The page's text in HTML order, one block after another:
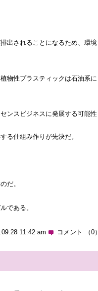
出されることになるため、環境
物性プラスティックは石油系に
ンスビジネスに発展する可能性
る仕組み作りが先決だ。
だ。
である。
11:42 am コメント （0）